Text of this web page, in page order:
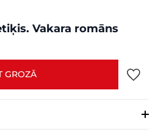
Vakara romāns
GROZĀ